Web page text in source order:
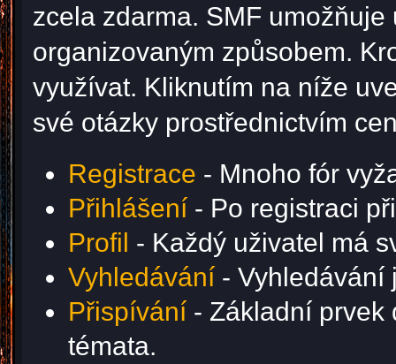
zcela zdarma. SMF
organizovaným způsobem.
využívat. Kliknutím na níže
své otázky prostřednictvím
Registrace - Mnoho fór
Přihlášení - Po registraci
Profil - Každý uživatel má
Vyhledávání - Vyhledávání
Přispívání - Základní prvek
témata.